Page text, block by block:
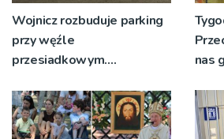
Wojnicz rozbuduje parking
przy węźle
przesiadkowym.
miejsc
nas